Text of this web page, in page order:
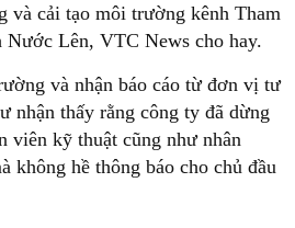
và cải tạo môi trường kênh Tham
Lên, VTC News cho hay.
và nhận báo cáo từ đơn vị tư
nhận thấy rằng công ty đã dừng
viên kỹ thuật cũng như nhân
không hề thông báo cho chủ đầu